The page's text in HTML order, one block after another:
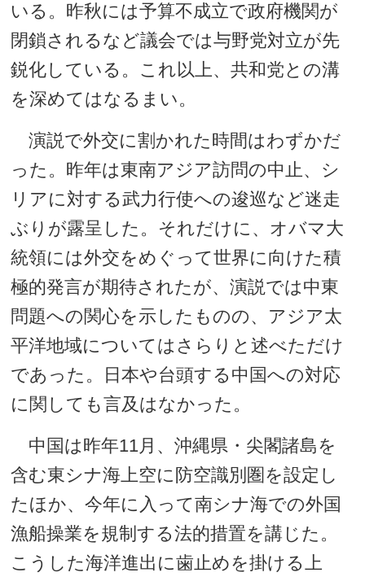
いる。昨秋には予算不成立で政府機関が
閉鎖されるなど議会では与野党対立が先
鋭化している。これ以上、共和党との溝
を深めてはなるまい。
演説で外交に割かれた時間はわずかだ
った。昨年は東南アジア訪問の中止、シ
リアに対する武力行使への逡巡など迷走
ぶりが露呈した。それだけに、オバマ大
統領には外交をめぐって世界に向けた積
極的発言が期待されたが、演説では中東
問題への関心を示したものの、アジア太
平洋地域についてはさらりと述べただけ
であった。日本や台頭する中国への対応
に関しても言及はなかった。
中国は昨年11月、沖縄県・尖閣諸島を
含む東シナ海上空に防空識別圏を設定し
たほか、今年に入って南シナ海での外国
漁船操業を規制する法的措置を講じた。
こうした海洋進出に歯止めを掛ける上